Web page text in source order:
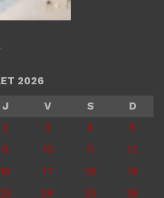
2026
J V S
D
2 3 4
5
9 10 11
12
16 17 18
19
23 24 25
26